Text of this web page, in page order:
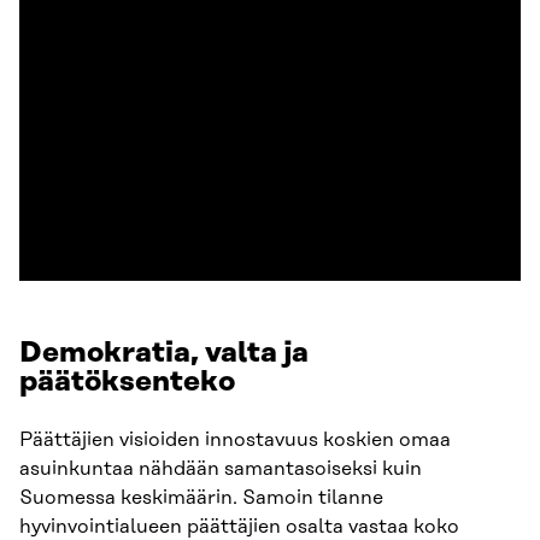
Demokratia, valta ja
päätöksenteko
Päättäjien visioiden innostavuus koskien omaa
asuinkuntaa nähdään samantasoiseksi kuin
Suomessa keskimäärin. Samoin tilanne
hyvinvointialueen päättäjien osalta vastaa koko